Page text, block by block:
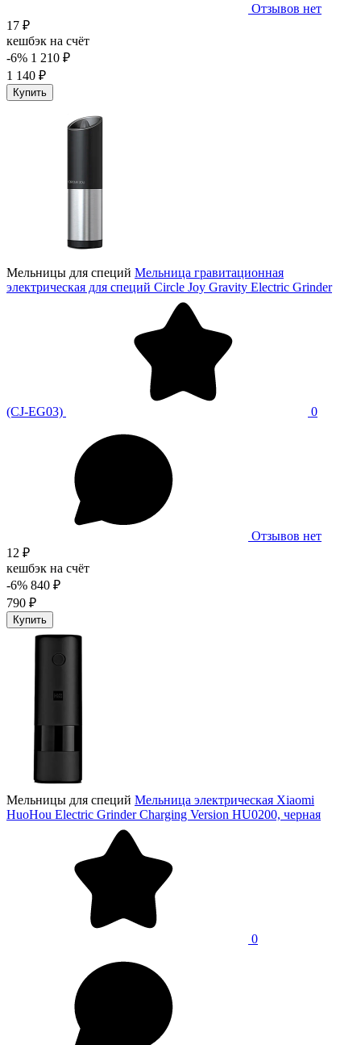
Отзывов нет
17 ₽
кешбэк на счёт
-6% 1 210 ₽
1 140 ₽
Купить
Мельницы для специй Мельница гравитационная
электрическая для специй Circle Joy Gravity Electric Grinder
(CJ-EG03) 0
Отзывов нет
12 ₽
кешбэк на счёт
-6% 840 ₽
790 ₽
Купить
Мельницы для специй Мельница электрическая Xiaomi
HuoHou Electric Grinder Charging Version HU0200, черная
0